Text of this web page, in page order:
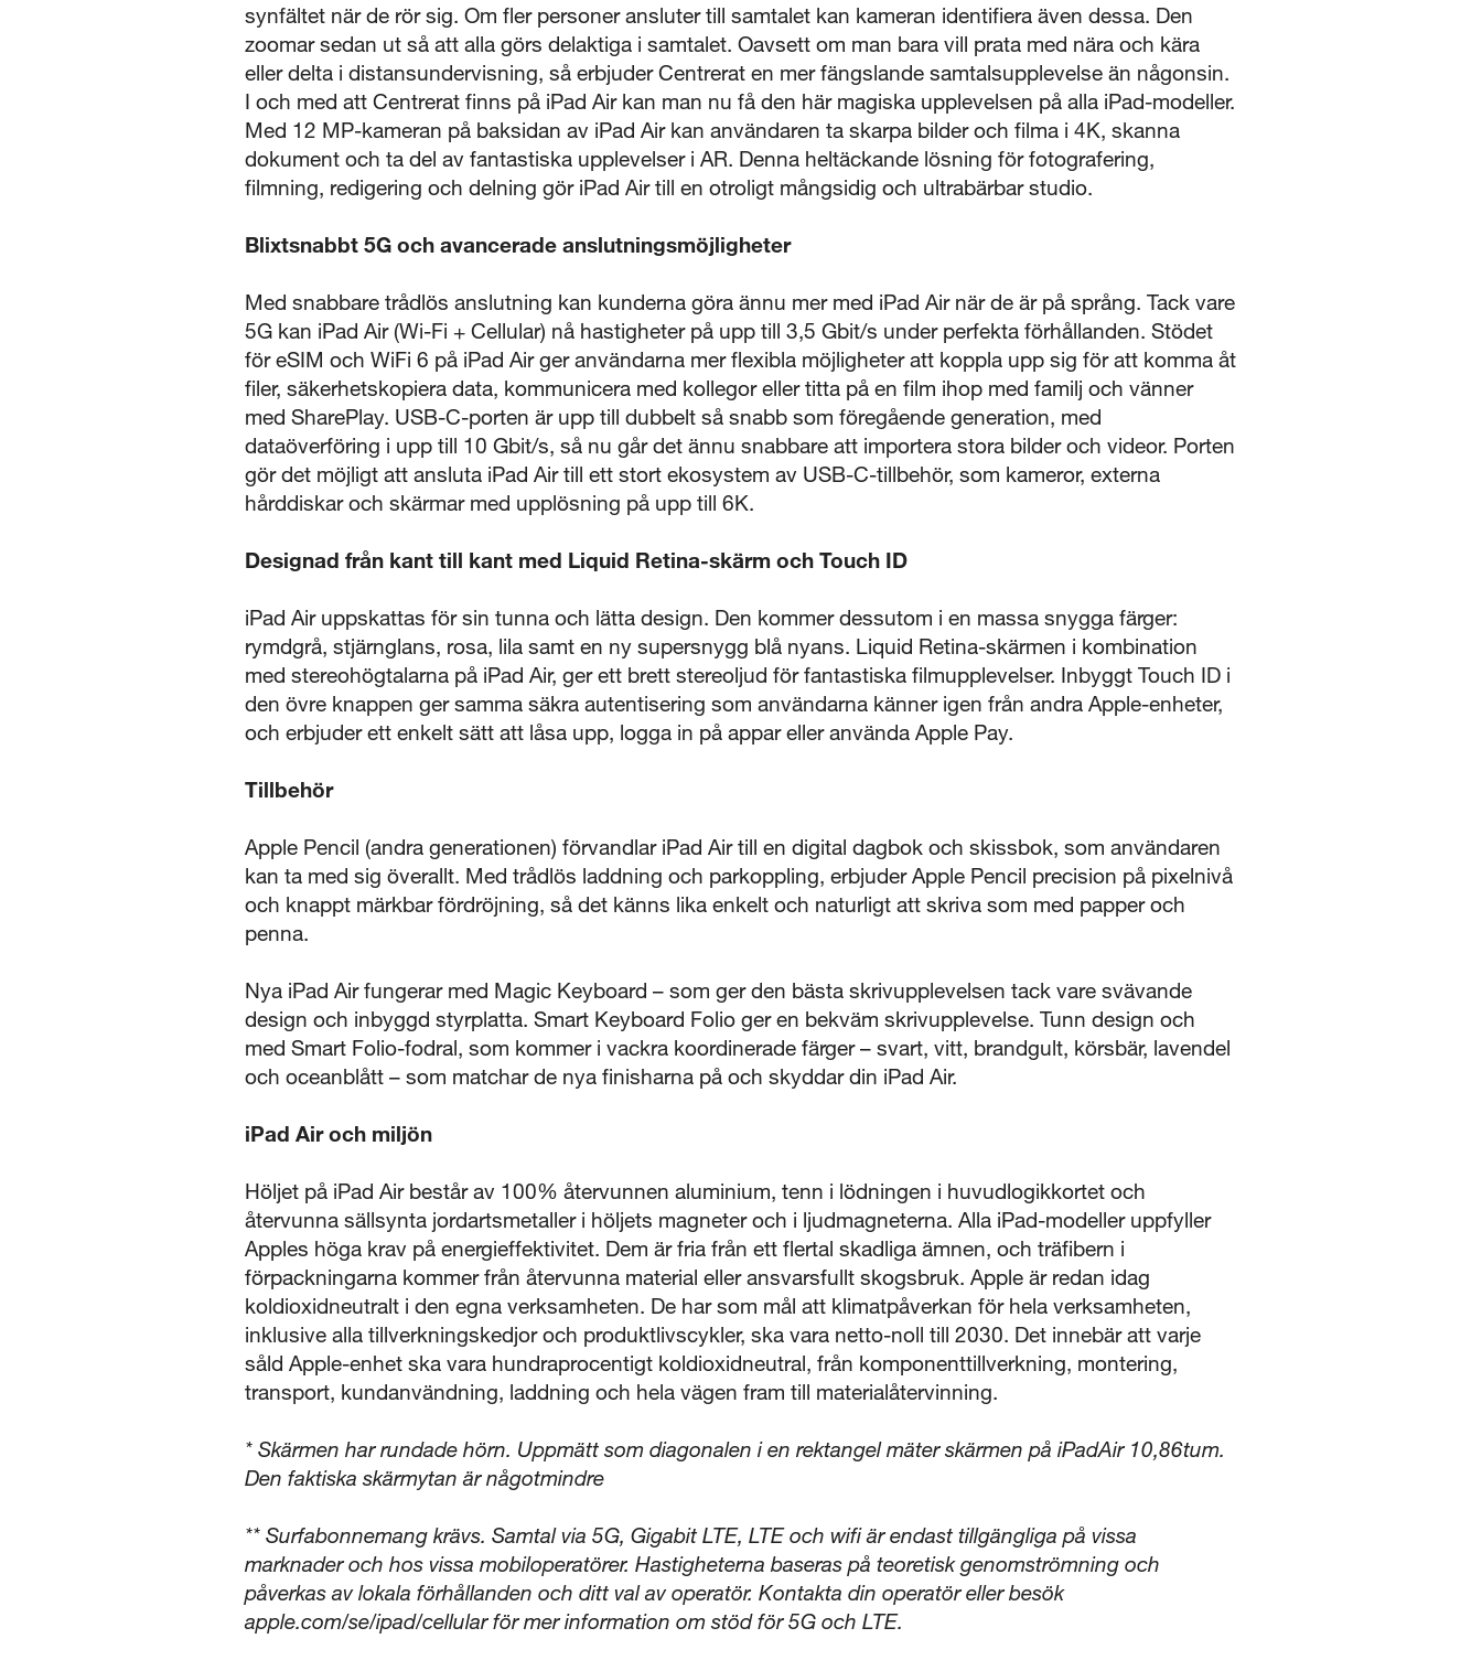
synfältet när de rör sig. Om fler personer ansluter till samtalet kan kameran identifiera även dessa. Den
zoomar sedan ut så att alla görs delaktiga i samtalet. Oavsett om man bara vill prata med nära och kära
eller delta i distansundervisning, så erbjuder Centrerat en mer fängslande samtalsupplevelse än någonsin.
I och med att Centrerat finns på iPad Air kan man nu få den här magiska upplevelsen på alla iPad-modeller.
Med 12 MP-kameran på baksidan av iPad Air kan användaren ta skarpa bilder och filma i 4K, skanna
dokument och ta del av fantastiska upplevelser i AR. Denna heltäckande lösning för fotografering,
filmning, redigering och delning gör iPad Air till en otroligt mångsidig och ultrabärbar studio.
Blixtsnabbt 5G och avancerade anslutningsmöjligheter
Med snabbare trådlös anslutning kan kunderna göra ännu mer med iPad Air när de är på språng. Tack vare
5G kan iPad Air (Wi-Fi + Cellular) nå hastigheter på upp till 3,5 Gbit/s under perfekta förhållanden. Stödet
för eSIM och WiFi 6 på iPad Air ger användarna mer flexibla möjligheter att koppla upp sig för att komma åt
filer, säkerhetskopiera data, kommunicera med kollegor eller titta på en film ihop med familj och vänner
med SharePlay. USB-C-porten är upp till dubbelt så snabb som föregående generation, med
dataöverföring i upp till 10 Gbit/s, så nu går det ännu snabbare att importera stora bilder och videor. Porten
gör det möjligt att ansluta iPad Air till ett stort ekosystem av USB-C-tillbehör, som kameror, externa
hårddiskar och skärmar med upplösning på upp till 6K.
Designad från kant till kant med Liquid Retina-skärm och Touch ID
iPad Air uppskattas för sin tunna och lätta design. Den kommer dessutom i en massa snygga färger:
rymdgrå, stjärnglans, rosa, lila samt en ny supersnygg blå nyans. Liquid Retina-skärmen i kombination
med stereohögtalarna på iPad Air, ger ett brett stereoljud för fantastiska filmupplevelser. Inbyggt Touch ID i
den övre knappen ger samma säkra autentisering som användarna känner igen från andra Apple-enheter,
och erbjuder ett enkelt sätt att låsa upp, logga in på appar eller använda Apple Pay.
Tillbehör
Apple Pencil (andra generationen) förvandlar iPad Air till en digital dagbok och skissbok, som användaren
kan ta med sig överallt. Med trådlös laddning och parkoppling, erbjuder Apple Pencil precision på pixelnivå
och knappt märkbar fördröjning, så det känns lika enkelt och naturligt att skriva som med papper och
penna.
Nya iPad Air fungerar med Magic Keyboard – som ger den bästa skrivupplevelsen tack vare svävande
design och inbyggd styrplatta. Smart Keyboard Folio ger en bekväm skrivupplevelse. Tunn design och
med Smart Folio-fodral, som kommer i vackra koordinerade färger – svart, vitt, brandgult, körsbär, lavendel
och oceanblått – som matchar de nya finisharna på och skyddar din iPad Air.
iPad Air och miljön
Höljet på iPad Air består av 100% återvunnen aluminium, tenn i lödningen i huvudlogikkortet och
återvunna sällsynta jordartsmetaller i höljets magneter och i ljudmagneterna. Alla iPad-modeller uppfyller
Apples höga krav på energieffektivitet. Dem är fria från ett flertal skadliga ämnen, och träfibern i
förpackningarna kommer från återvunna material eller ansvarsfullt skogsbruk. Apple är redan idag
koldioxidneutralt i den egna verksamheten. De har som mål att klimatpåverkan för hela verksamheten,
inklusive alla tillverkningskedjor och produktlivscykler, ska vara netto-noll till 2030. Det innebär att varje
såld Apple-enhet ska vara hundraprocentigt koldioxidneutral, från komponenttillverkning, montering,
transport, kundanvändning, laddning och hela vägen fram till materialåtervinning.
* Skärmen har rundade hörn. Uppmätt som diagonalen i en rektangel mäter skärmen på iPadAir 10,86tum.
Den faktiska skärmytan är någotmindre
** Surfabonnemang krävs. Samtal via 5G, Gigabit LTE, LTE och wifi är endast tillgängliga på vissa
marknader och hos vissa mobiloperatörer. Hastigheterna baseras på teoretisk genomströmning och
påverkas av lokala förhållanden och ditt val av operatör. Kontakta din operatör eller besök
apple.com/se/ipad/cellular för mer information om stöd för 5G och LTE.
5 sekunder
Stäng